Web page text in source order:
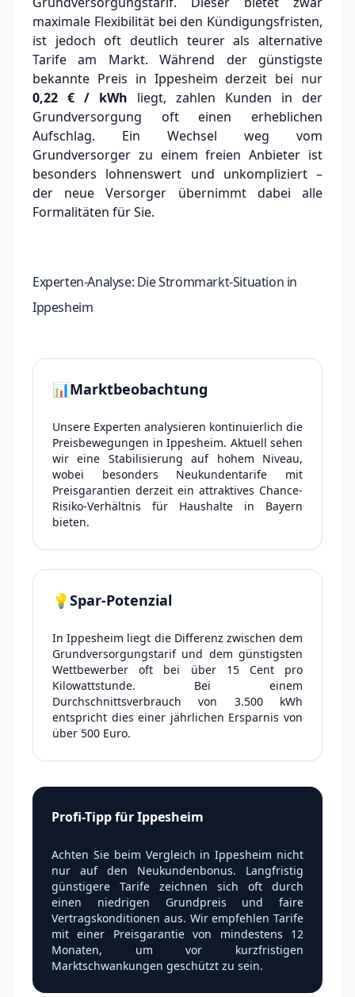
maximale Flexibilität bei den Kündigungsfristen,
ist jedoch oft deutlich teurer als alternative
Tarife am Markt.Während der günstigste
bekannte Preis in Ippesheim derzeit bei nur
0,22 € / kWh liegt, zahlen Kunden in der
Grundversorgung oft einen erheblichen
Aufschlag. Ein Wechsel weg vom
Grundversorger zu einem freien Anbieter ist
besonders lohnenswert und unkompliziert –
der neue Versorger übernimmt dabei alle
Formalitäten für Sie.
Experten-Analyse: Die Strommarkt-Situation in
Ippesheim
📊Marktbeobachtung
Unsere Experten analysieren kontinuierlich die
Preisbewegungen in Ippesheim. Aktuell sehen
wir eine Stabilisierung auf hohem Niveau,
wobei besonders Neukundentarife mit
Preisgarantien derzeit ein attraktives Chance-
Risiko-Verhältnis für Haushalte in Bayern
bieten.
💡Spar-Potenzial
In Ippesheim liegt die Differenz zwischen dem
Grundversorgungstarif und dem günstigsten
Wettbewerber oft bei über 15 Cent pro
Kilowattstunde. Bei einem
Durchschnittsverbrauch von 3.500 kWh
entspricht dies einer jährlichen Ersparnis von
über 500 Euro.
Profi-Tipp für Ippesheim
Achten Sie beim Vergleich in Ippesheim nicht
nur auf den Neukundenbonus. Langfristig
günstigere Tarife zeichnen sich oft durch
einen niedrigen Grundpreis und faire
Vertragskonditionen aus. Wir empfehlen Tarife
mit einer Preisgarantie von mindestens 12
Monaten, um vor kurzfristigen
Marktschwankungen geschützt zu sein.